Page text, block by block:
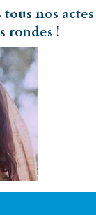
nos actes
rondes !